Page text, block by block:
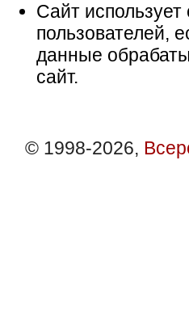
Сайт
пользователей,
данные
сайт.
© 1998-2026,